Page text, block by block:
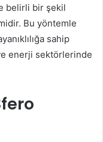
belirli bir şekil
Bu yöntemle
sahip
enerji sektörlerinde